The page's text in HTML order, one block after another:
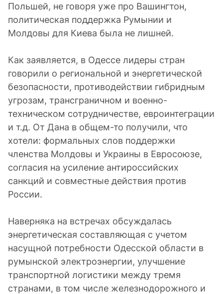
Польшей, не говоря уже про Вашингтон,
политическая поддержка Румынии и
Молдовы для Киева была не лишней.
Как заявляется, в Одессе лидеры стран
говорили о региональной и энергетической
безопасности, противодействии гибридным
угрозам, трансграничном и военно-
техническом сотрудничестве, евроинтеграции
и т.д. От Дана в общем-то получили, что
хотели: формальных слов поддержки
членства Молдовы и Украины в Евросоюзе,
согласия на усиление антироссийских
санкций и совместные действия против
России.
Наверняка на встречах обсуждалась
энергетическая составляющая с учетом
насущной потребности Одесской области в
румынской электроэнергии, улучшение
транспортной логистики между тремя
странами, в том числе железнодорожного и